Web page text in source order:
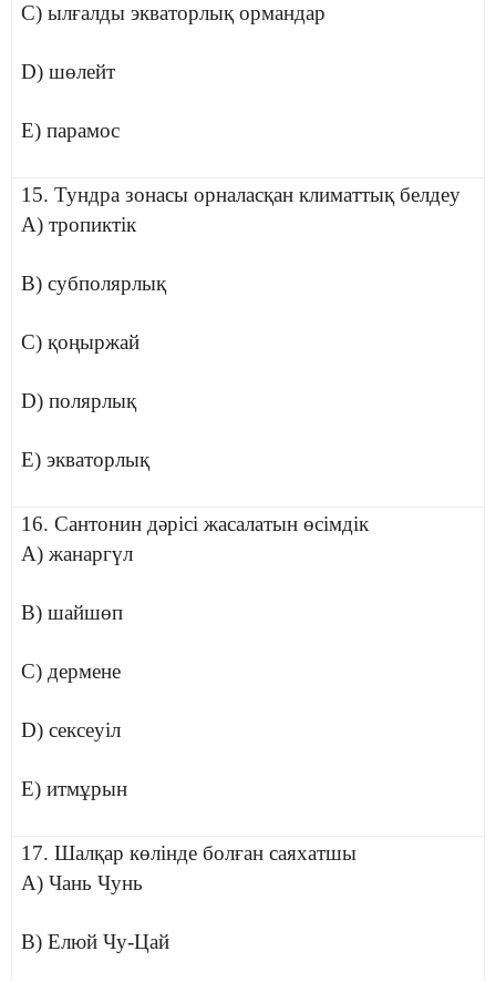
C) ылғалды экваторлық ормандар
D) шөлейт
E) парамос
15. Тундра зонасы орналасқан климаттық белдеу
A) тропиктік
B) субполярлық
C) қоңыржай
D) полярлық
E) экваторлық
16. Сантонин дәрісі жасалатын өсімдік
A) жанаргүл
B) шайшөп
C) дермене
D) сексеуіл
E) итмұрын
17. Шалқар көлінде болған саяхатшы
A) Чань Чунь
B) Елюй Чу-Цай